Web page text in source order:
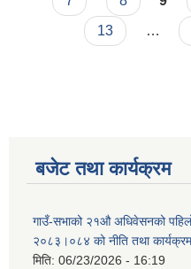
13
…
बजेट तथा कार्यक्रम
गाउँ-सभाको २१औ अधिवेसनको
२०८३।०८४ को नीति तथा
मिति: 06/23/2026 - 16:19